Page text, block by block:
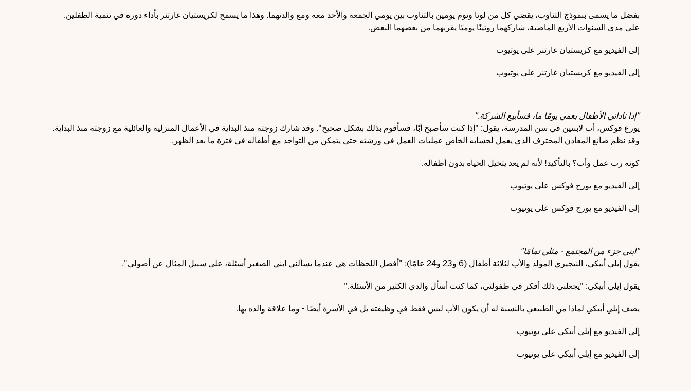
بفضل ما يسمى بنموذج التناوب، يقضي كل من لوتا وتوم يومين بالتناوب بين يومي الجمعة والأحد معه ومع والدتهما. وهذا ما يسمح لكريستيان غارتنر بأداء دوره في تنمية الطفلين.
على مدى السنوات الأربع الماضية، شاركهما روتينًا يوميًا يقربهما من بعضهما البعض.
إلى الفيديو مع كريستيان غارتنر على يوتيوب
إلى الفيديو مع كريستيان غارتنر على يوتيوب
"إذا ناداني الأطفال بعمي يومًا ما، فسأبيع الشركة."
يورغ فوكس، أب لابنتين في سن المدرسة، يقول: "إذا كنت سأصبح أبًا، فسأقوم بذلك بشكل صحيح". وقد شارك زوجته منذ البداية في الأعمال المنزلية والعائلية مع زوجته منذ البداية.
وقد نظم صانع المعادن المحترف الذي يعمل لحسابه الخاص عمليات العمل في ورشته حتى يتمكن من التواجد مع أطفاله في فترة ما بعد الظهر.
كونه رب عمل وأب؟ بالتأكيد! لأنه لم يعد يتخيل الحياة بدون أطفاله.
إلى الفيديو مع يورج فوكس على يوتيوب
إلى الفيديو مع يورج فوكس على يوتيوب
"ابني جزء من المجتمع - مثلي تمامًا"
يقول إيلي أبيكي، النيجيري المولد والأب لثلاثة أطفال (6 و23 و24 عامًا): "أفضل اللحظات هي عندما يسألني ابني الصغير أسئلة، على سبيل المثال عن أصولي".
يقول إيلي أبيكي: "يجعلني ذلك أفكر في طفولتي، كما كنت أسأل والدي الكثير من الأسئلة."
يصف إيلي أبيكي لماذا من الطبيعي بالنسبة له أن يكون الأب ليس فقط في وظيفته بل في الأسرة أيضًا - وما علاقة والده بها.
إلى الفيديو مع إيلي أبيكي على يوتيوب
إلى الفيديو مع إيلي أبيكي على يوتيوب